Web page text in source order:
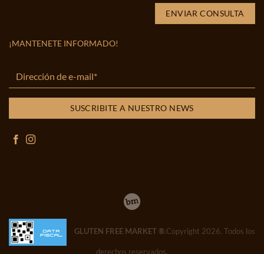
¡MANTENETE INFORMADO!
GLUTEN FREE MARKET ®.Copyright 2026. Todos los
derechos reservados.